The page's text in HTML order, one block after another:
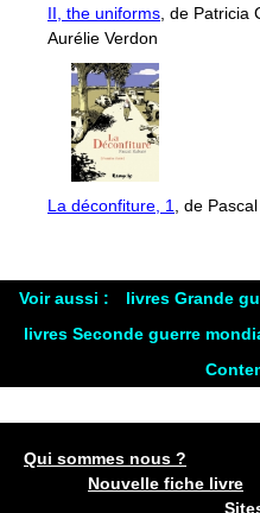
II, the uniforms, de Patricia
Aurélie Verdon
La déconfiture, 1, de
Voir aussi : livres Grande
livres Seconde guerre
Qui sommes nous ?
Nouvelle fiche livre